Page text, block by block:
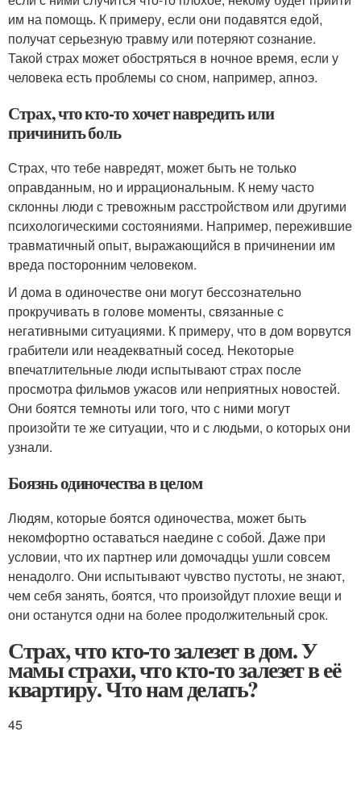
им на помощь. К примеру, если они подавятся едой,
получат серьезную травму или потеряют сознание.
Такой страх может обостряться в ночное время, если у
человека есть проблемы со сном, например, апноэ.
Страх, что кто-то хочет навредить или
причинить боль
Страх, что тебе навредят, может быть не только
оправданным, но и иррациональным. К нему часто
склонны люди с тревожным расстройством или другими
психологическими состояниями. Например, пережившие
травматичный опыт, выражающийся в причинении им
вреда посторонним человеком.
И дома в одиночестве они могут бессознательно
прокручивать в голове моменты, связанные с
негативными ситуациями. К примеру, что в дом ворвутся
грабители или неадекватный сосед. Некоторые
впечатлительные люди испытывают страх после
просмотра фильмов ужасов или неприятных новостей.
Они боятся темноты или того, что с ними могут
произойти те же ситуации, что и с людьми, о которых они
узнали.
Боязнь одиночества в целом
Людям, которые боятся одиночества, может быть
некомфортно оставаться наедине с собой. Даже при
условии, что их партнер или домочадцы ушли совсем
ненадолго. Они испытывают чувство пустоты, не знают,
чем себя занять, боятся, что произойдут плохие вещи и
они останутся одни на более продолжительный срок.
Страх, что кто-то залезет в дом. У
мамы страхи, что кто-то залезет в её
квартиру. Что нам делать?
45